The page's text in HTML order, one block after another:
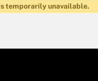
temporarily unavailable.